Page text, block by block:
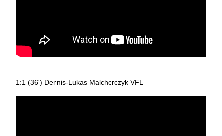
1:1 (36') Dennis-Lukas Malcherczyk VFL